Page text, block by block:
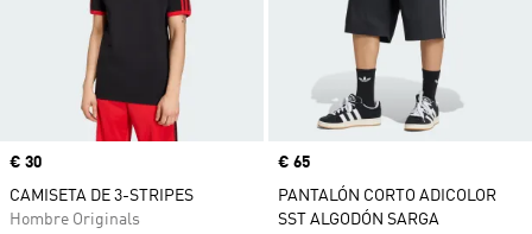
Precio
€ 30
CAMISETA DE 3-STRIPES
Hombre Originals
Precio
€ 65
PANTALÓN CORTO ADICOLOR
SST ALGODÓN SARGA